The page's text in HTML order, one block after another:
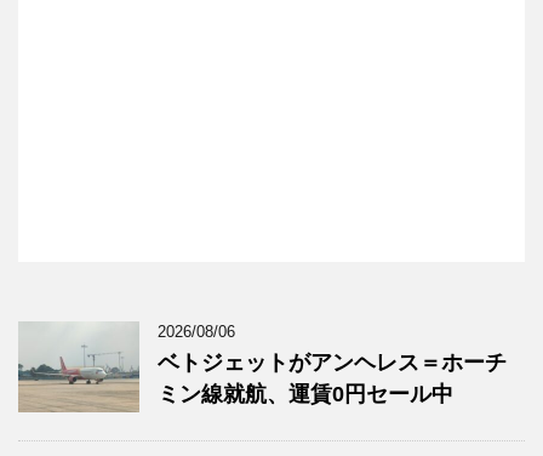
2026/08/06
ベトジェットがアンヘレス＝ホーチ
ミン線就航、運賃0円セール中